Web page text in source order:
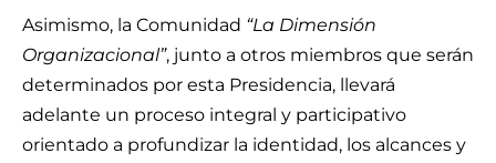
Asimismo, la Comunidad “La Dimensión
Organizacional”, junto a otros miembros que serán
determinados por esta Presidencia, llevará
adelante un proceso integral y participativo
orientado a profundizar la identidad, los alcances y